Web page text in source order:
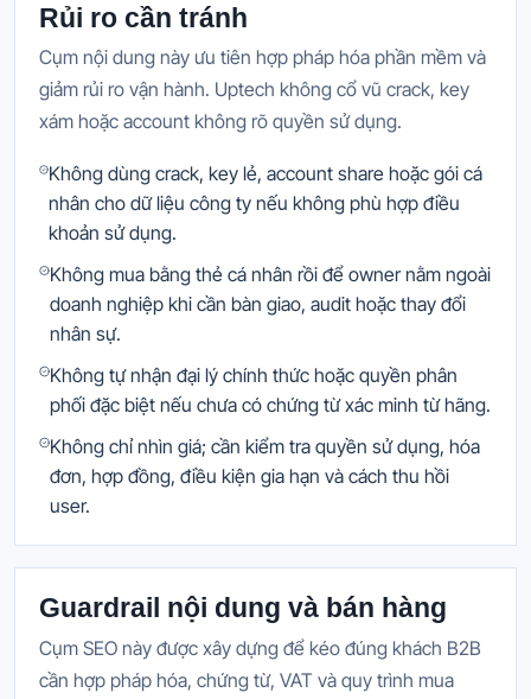
Rủi ro cần tránh
Cụm nội dung này ưu tiên hợp pháp hóa phần mềm và
giảm rủi ro vận hành. Uptech không cổ vũ crack, key
xám hoặc account không rõ quyền sử dụng.
Không dùng crack, key lẻ, account share hoặc gói cá
nhân cho dữ liệu công ty nếu không phù hợp điều
khoản sử dụng.
Không mua bằng thẻ cá nhân rồi để owner nằm ngoài
doanh nghiệp khi cần bàn giao, audit hoặc thay đổi
nhân sự.
Không tự nhận đại lý chính thức hoặc quyền phân
phối đặc biệt nếu chưa có chứng từ xác minh từ hãng.
Không chỉ nhìn giá; cần kiểm tra quyền sử dụng, hóa
đơn, hợp đồng, điều kiện gia hạn và cách thu hồi
user.
Guardrail nội dung và bán hàng
Cụm SEO này được xây dựng để kéo đúng khách B2B
cần hợp pháp hóa, chứng từ, VAT và quy trình mua